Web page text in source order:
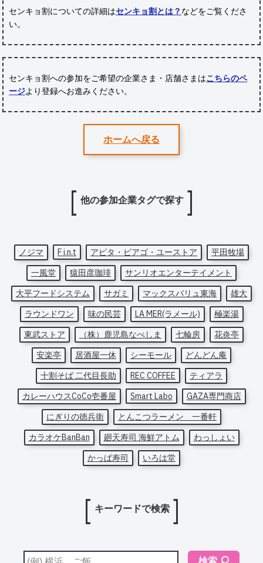
センキョ割についての詳細はセンキョ割とは？ などをご覧くださ
い。
センキョ割への参加をご希望の企業さま・店舗さまはこちらのペ
ージより登録へお進みください。
ホームへ戻る
他の参加企業タグで探す
ノジマ F i.n.t アピタ・ピアゴ・ユーストア
平田牧場
一風堂
猿田彦珈琲
サンリオエンターテイメント
大平フードシステム
サガミ マックスバリュ東海
雄大
ラウンドワン
味の民芸 LA MER(ラメール)
極楽湯
東武ストア
（株）鹿児島なべしま 七輪房
花炎亭
安楽亭
居酒屋一休 シーモール
どんどん庵
十割そば 二代目長助
REC COFFEE
ティアラ
カレーハウスCoCo壱番屋
Smart Labo
GAZA専門商店
にぎりの徳兵衛
とんこつラーメン 一番軒
カラオケBanBan
廻天寿司 海鮮アトム
わっしょい
かっぱ寿司
いろは堂
キーワードで検索